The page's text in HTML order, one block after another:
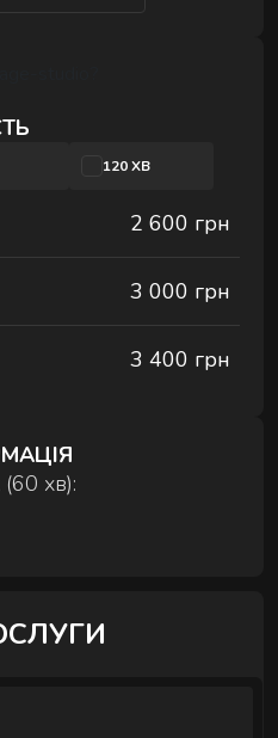
120 ХВ
2 600 грн
3 000 грн
3 400 грн
хв):
хв):
глибокого
масаж і обгортання
набряки,